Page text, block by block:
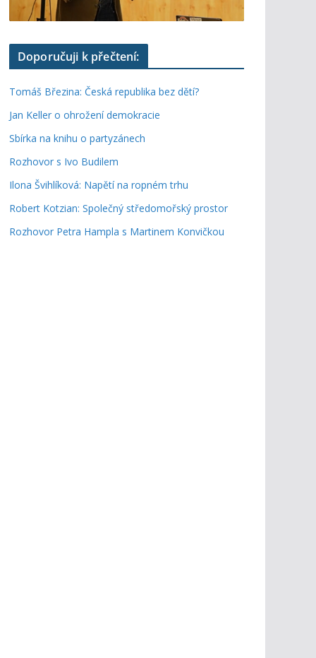
Doporučuji k přečtení:
Tomáš Březina: Česká republika bez dětí?
Jan Keller o ohrožení demokracie
Sbírka na knihu o partyzánech
Rozhovor s Ivo Budilem
Ilona Švihlíková: Napětí na ropném trhu
Robert Kotzian: Společný středomořský prostor
Rozhovor Petra Hampla s Martinem Konvičkou